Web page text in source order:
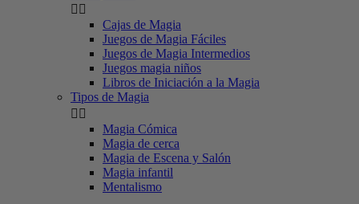
 
Cajas de Magia
Juegos de Magia Fáciles
Juegos de Magia Intermedios
Juegos magia niños
Libros de Iniciación a la Magia
Tipos de Magia
 
Magia Cómica
Magia de cerca
Magia de Escena y Salón
Magia infantil
Mentalismo